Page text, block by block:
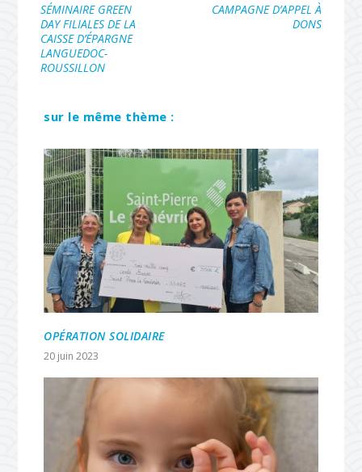
SÉMINAIRE GREEN
DAY FILIALES DE LA
CAISSE D’ÉPARGNE
LANGUEDOC-
ROUSSILLON
CAMPAGNE D’APPEL À
DONS
sur le même thème :
OPÉRATION SOLIDAIRE
20 juin 2023